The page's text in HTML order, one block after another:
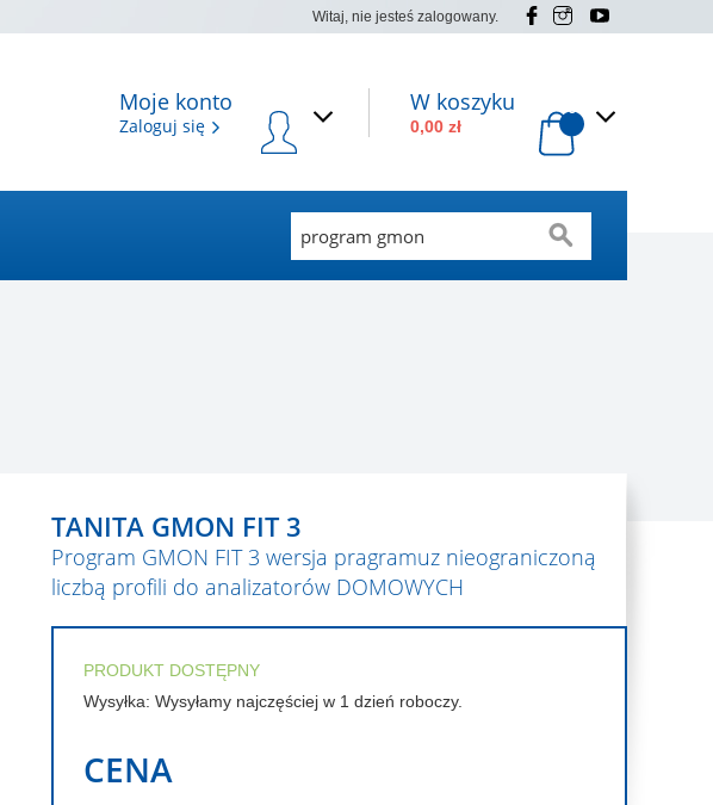
Witaj, nie jesteś zalogowany.
Moje konto
Zaloguj się
W koszyku
0,00 zł
0
TANITA GMON FIT 3
Program GMON FIT 3 wersja pragramuz nieograniczoną
liczbą profili do analizatorów DOMOWYCH
PRODUKT DOSTĘPNY
Wysyłka: Wysyłamy najczęściej w 1 dzień roboczy.
CENA